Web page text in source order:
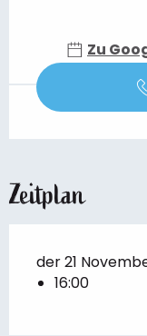
Zu
Zeitplan
der 21
16:00